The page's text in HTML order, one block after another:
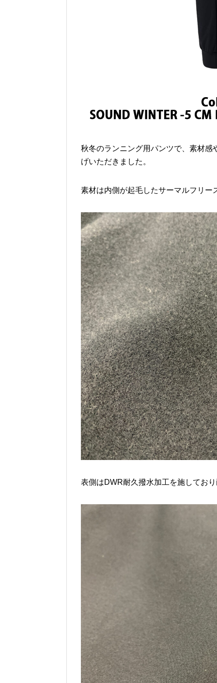
秋冬のランニング用パンツで、素材
げいただきました。
素材は内側が起毛したサーマルフリ
表側はDWR耐久撥水加工を施してお